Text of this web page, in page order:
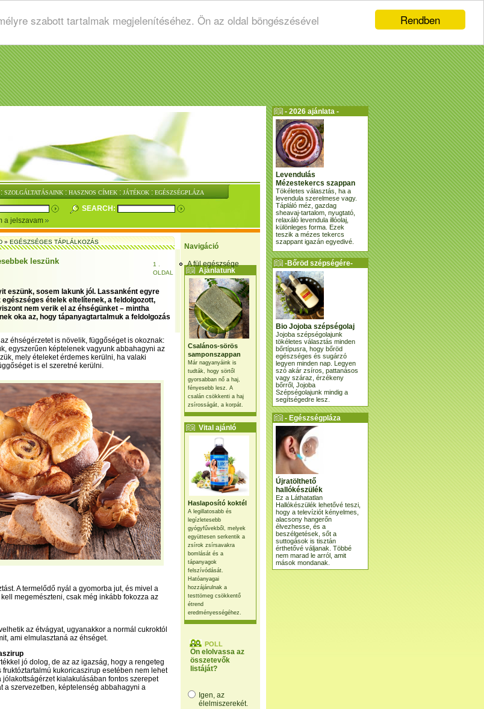
Rendben
szabott tartalmak megjelenítéséhez. Ön az oldal böngészésével
: SZOLGÁLTATÁSAINK : HASZNOS CÍMEK : JÁTÉKOK : EGÉSZSÉGPLÁZA
SEARCH:
a jelszavam
Navigáció
A fül egészsége
Ajánlatunk
Csalános-sörös
samponszappan
Már nagyanyáink is
tudták, hogy sörtől
gyorsabban nő a haj,
fényesebb lesz. A
csalán csökkenti a haj
zsírosságát, a korpát.
Vital ajánló
Haslaposító koktél
A legillatosabb és
legízletesebb
gyógyfűvekből, melyek
együttesen serkentik a
zsírok zsírsavakra
bomlását és a
tápanyagok
felszívódását.
Hatóanyagai
hozzájárulnak a
testtömeg csökkentő
étrend
eredményességéhez.
POLL
Ön elolvassa az
összetevők
listáját?
Igen, az
élelmiszerekét.
»EGÉSZSÉGES TÁPLÁLKOZÁS
leszünk
1 .
OLDAL
eszünk, sosem lakunk jól. Lassanként egyre
ételek eltelítenek, a feldolgozott,
nem verik el az éhségünket – mintha
oka az, hogy tápanyagtartalmuk a feldolgozás
éhségérzetet is növelik, függőséget is okoznak:
egyszerűen képtelenek vagyunk abbahagyni az
mely ételeket érdemes kerülni, ha valaki
is el szeretné kerülni.
A termelődő nyál a gyomorba jut, és mivel a
megemészteni, csak még inkább fokozza az
az étvágyat, ugyanakkor a normál cukroktól
ami elmulasztaná az éhséget.
jó dolog, de az az igazság, hogy a rengeteg
kukoricaszirup esetében nem lehet
kialakulásában fontos szerepet
a szervezetben, képtelenség abbahagyni a
- 2026 ajánlata -
Levendulás
Mézestekercs szappan
Tökéletes választás, ha a
levendula szerelmese vagy.
Tápláló méz, gazdag
sheavaj-tartalom, nyugtató,
relaxáló levendula illóolaj,
különleges forma. Ezek
teszik a mézes tekercs
szappant igazán egyedivé.
-Bőröd szépségére-
Bio Jojoba szépségolaj
Jojoba szépségolajunk
tökéletes választás minden
bőrtípusra, hogy bőröd
egészséges és sugárzó
legyen minden nap. Legyen
szó akár zsíros, pattanásos
vagy száraz, érzékeny
bőrről, Jojoba
Szépségolajunk mindig a
segítségedre lesz.
- Egészségpláza
ajánlatunk -
Újratölthető
hallókészülék
Ez a Láthatatlan
Hallókészülék lehetővé teszi,
hogy a televíziót kényelmes,
alacsony hangerőn
élvezhesse, és a
beszélgetések, sőt a
suttogások is tisztán
érthetővé váljanak. Többé
nem marad le arról, amit
mások mondanak.